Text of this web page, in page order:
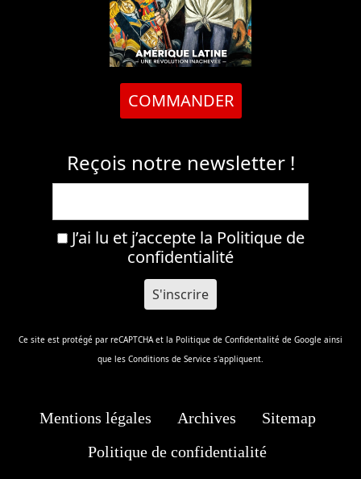
COMMANDER
Reçois notre newsletter !
J’ai lu et j’accepte la Politique de
confidentialité
Ce site est protégé par reCAPTCHA et la Politique de Confidentalité de Google ainsi
que les Conditions de Service s'appliquent.
Mentions légales Archives
Sitemap
Politique de confidentialité